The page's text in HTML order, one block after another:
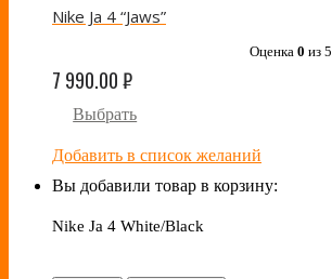
Nike Ja 4 “Jaws”
Оценка 0 из 5
7 990.00₽
Выбрать
Добавить в список желаний
Вы добавили товар в корзину:
Nike Ja 4 White/Black